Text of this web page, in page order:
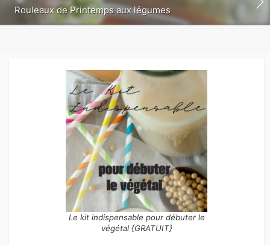
Rouleaux de Printemps aux légumes
Le kit indispensable pour débuter le
végétal {GRATUIT}